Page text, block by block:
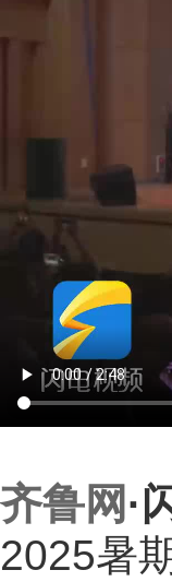
齐鲁网 ·
2025暑